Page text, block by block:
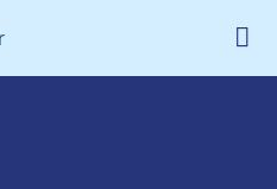
Beweeg in Duiven